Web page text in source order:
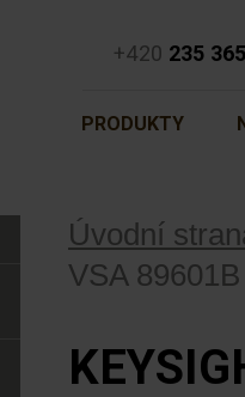
+420 235
PRODUKTY
Úvodní
VSA 89601B